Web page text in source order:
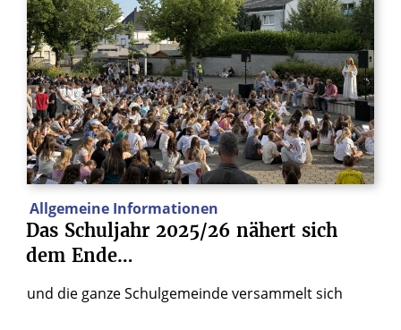
Allgemeine Informationen
Das Schuljahr 2025/26 nähert sich
dem Ende…
und die ganze Schulgemeinde versammelt sich